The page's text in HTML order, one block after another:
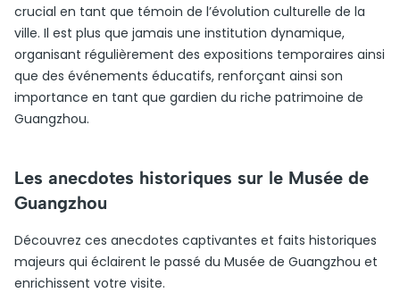
crucial en tant que témoin de l’évolution culturelle de la
ville. Il est plus que jamais une institution dynamique,
organisant régulièrement des expositions temporaires ainsi
que des événements éducatifs, renforçant ainsi son
importance en tant que gardien du riche patrimoine de
Guangzhou.
Les anecdotes historiques sur le Musée de
Guangzhou
Découvrez ces anecdotes captivantes et faits historiques
majeurs qui éclairent le passé du Musée de Guangzhou et
enrichissent votre visite.